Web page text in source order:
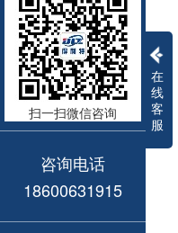
在
线
客
服
扫一扫微信咨询
咨询电话
18600631915